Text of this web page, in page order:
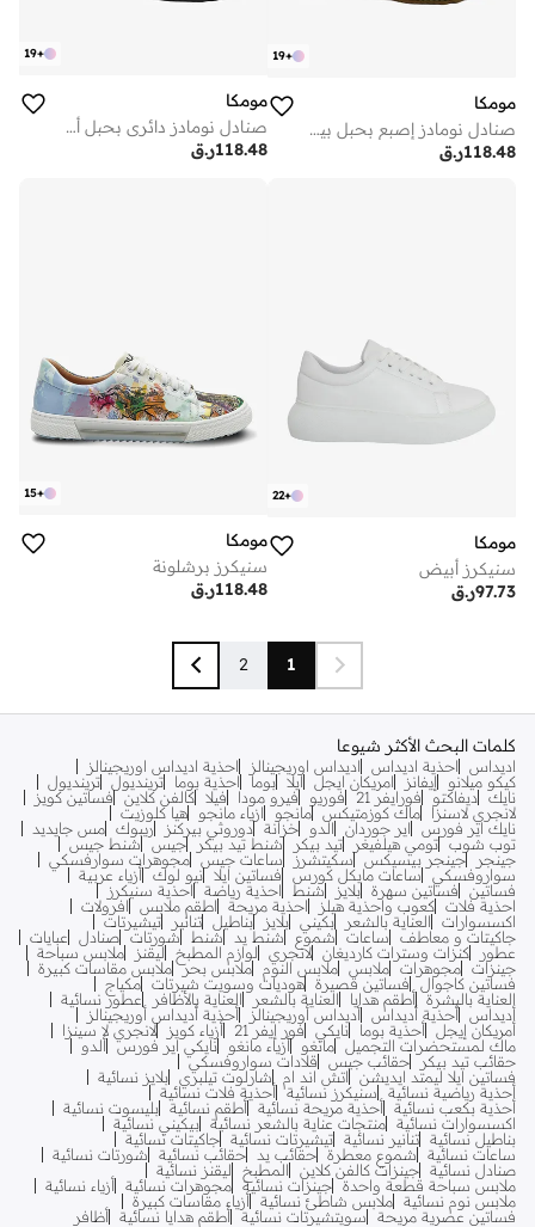
+
19
مومكا
صنادل نومادز إصبع بحبل بيج خاكي
ر.ق118.48
+
19
مومكا
صنادل نومادز دائري بحبل أسود
ر.ق118.48
+
22
مومكا
سنيكرز أبيض
ر.ق97.73
+
15
مومكا
سنيكرز برشلونة
ر.ق118.48
1
2
كلمات البحث الأكثر شيوعا
اديداس احذية اديداس اديداس اوريجينالز
احذية اديداس اوريجينالز
كيكو ميلانو
إيفانز امريكان ايجل ايلا بوما احذية بوما ترينديول ترينديول
نايك ديفاكتو فورايفر 21 فوريو فيرو مودا فيلا كالفن كلاين فساتين كويز
لانجري لاسنزا
ماك كوزمتيكس مانجو ازياء مانجو
هيا كلوزيت
نايك اير فورس
اير جوردان الدو خزانة دوروثي بيركنز ريبوك مس جايديد
توب شوب تومي هيلفيغر تيد بيكر شنط تيد بيكر جيس
شنط جيس
جينجر
جينجر بيسيكس سكيتشرز ساعات جيس مجوهرات سوارفسكي
سواروفسكي
ساعات مايكل كورس فساتين ايلا نيو لوك أزياء عربية
فساتين
فساتين سهرة بلايز شنط احذية رياضة
احذية سنيكرز
احذية فلات كعوب واحذية هيلز احذية مريحة اطقم ملابس
افرولات
اكسسوارات
العناية بالشعر بكيني بلايز بناطيل تنانير
تيشيرتات
جاكيتات و معاطف
ساعات شموع شنط يد شنط شورتات صنادل
عبايات
عطور
كنزات وسترات كارديغان لانجري لوازم المطبخ ليقنز
ملابس سباحة
جينزات مجوهرات ملابس ملابس النوم ملابس بحر ملابس مقاسات كبيرة
فساتين كاجوال
فساتين قصيرة هوديات وسويت شيرتات مكياج
العناية بالبشرة أطقم هدايا العناية بالشعر العناية بالأظافر
عطور نسائية
أديداس أحذية أديداس أديداس أوريجينالز
أحذية أديداس أوريجينالز
أمريكان إيجل أحذية بوما نايكي فور إيفر 21 أزياء كويز
لانجري لا سينزا
ماك لمستحضرات التجميل مانغو أزياء مانغو نايكي اير فورس ألدو
حقائب تيد بيكر
حقائب جيس
قلادات سواروفسكي
فساتين ايلا ليمتد ايديشن
اتش اند ام شارلوت تيلبري بلايز نسائية
أحذية رياضية نسائية
سنيكرز نسائية أحذية فلات نسائية
أحذية بكعب نسائية أحذية مريحة نسائية أطقم نسائية بليسوت نسائية
اكسسوارات نسائية منتجات عناية بالشعر نسائية بيكيني نسائية
بناطيل نسائية تنانير نسائية تيشيرتات نسائية جاكيتات نسائية
ساعات نسائية
شموع معطرة حقائب يد حقائب نسائية
شورتات نسائية
صنادل نسائية جينزات كالفن كلاين المطبخ
ليقنز نسائية
ملابس سباحة قطعة واحدة جينزات نسائية مجوهرات نسائية أزياء نسائية
ملابس نوم نسائية ملابس شاطئ نسائية أزياء مقاسات كبيرة
فساتين عصرية مريحة
سويتشيرتات نسائية أطقم هدايا نسائية أظافر